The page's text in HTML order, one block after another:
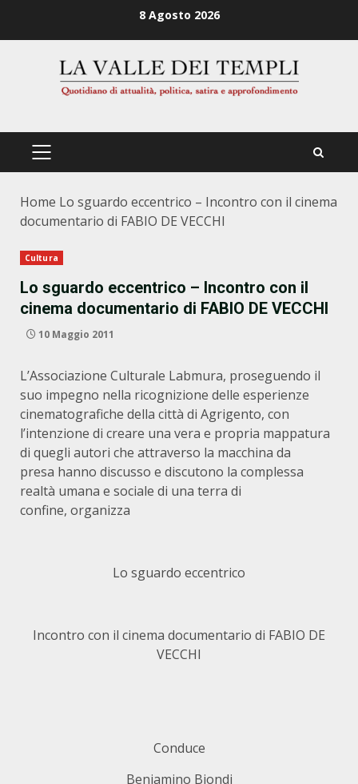
8 Agosto 2026
PRIMÄRES
Home Lo sguardo eccentrico – Incontro con il cinema
documentario di FABIO DE VECCHI
Cultura
Lo sguardo eccentrico – Incontro con il
cinema documentario di FABIO DE VECCHI
10 Maggio 2011
L’Associazione Culturale Labmura, proseguendo il
suo impegno nella ricognizione delle esperienze
cinematografiche della città di Agrigento, con
l’intenzione di creare una vera e propria mappatura
di quegli autori che attraverso la macchina da
presa hanno discusso e discutono la complessa
realtà umana e sociale di una terra di
confine, organizza
Lo sguardo eccentrico
Incontro con il cinema documentario di FABIO DE
VECCHI
Conduce
Beniamino Biondi